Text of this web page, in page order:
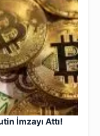
İmzayı Attı!